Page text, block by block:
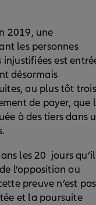
2019, une
les personnes
injustifiées est
désormais
au plus tôt trois
de payer, que
à des tiers dans
les 20 jours
l’opposition ou
preuve n’est pas
et la poursuite